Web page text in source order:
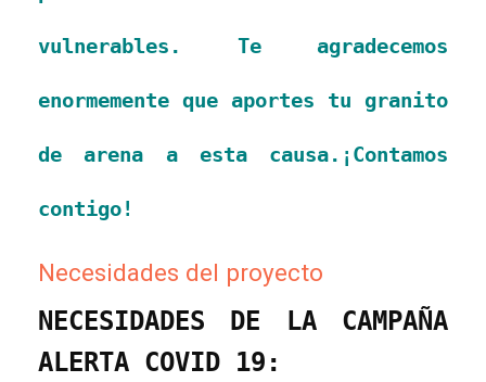
vulnerables. Te agradecemos
enormemente que aportes tu granito
de arena a esta causa.¡Contamos
contigo!
Necesidades del proyecto
NECESIDADES DE LA CAMPAÑA
ALERTA COVID 19: